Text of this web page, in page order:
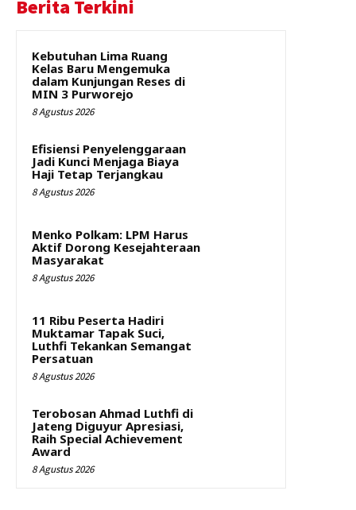
Berita Terkini
Kebutuhan Lima Ruang
Kelas Baru Mengemuka
dalam Kunjungan Reses di
MIN 3 Purworejo
8 Agustus 2026
Efisiensi Penyelenggaraan
Jadi Kunci Menjaga Biaya
Haji Tetap Terjangkau
8 Agustus 2026
Menko Polkam: LPM Harus
Aktif Dorong Kesejahteraan
Masyarakat
8 Agustus 2026
11 Ribu Peserta Hadiri
Muktamar Tapak Suci,
Luthfi Tekankan Semangat
Persatuan
8 Agustus 2026
Terobosan Ahmad Luthfi di
Jateng Diguyur Apresiasi,
Raih Special Achievement
Award
8 Agustus 2026